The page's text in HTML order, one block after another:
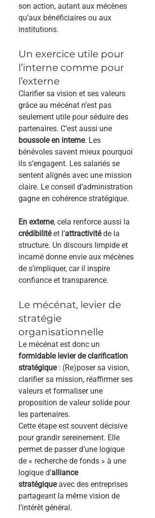
son action, autant aux mécènes
qu’aux bénéficiaires ou aux
institutions.
Un exercice utile pour
l’interne comme pour
l’externe
Clarifier sa vision et ses valeurs
grâce au mécénat n’est pas
seulement utile pour séduire des
partenaires. C’est aussi une
boussole en interne. Les
bénévoles savent mieux pourquoi
ils s’engagent. Les salariés se
sentent alignés avec une mission
claire. Le conseil d’administration
gagne en cohérence stratégique.
En externe, cela renforce aussi la
crédibilité et l’attractivité de la
structure. Un discours limpide et
incarné donne envie aux mécènes
de s’impliquer, car il inspire
confiance et transparence.
Le mécénat, levier de
stratégie
organisationnelle
Le mécénat est donc un
formidable levier de clarification
stratégique : (Re)poser sa vision,
clarifier sa mission, réaffirmer ses
valeurs et formaliser une
proposition de valeur solide pour
les partenaires.
Cette étape est souvent décisive
pour grandir sereinement. Elle
permet de passer d’une logique
de « recherche de fonds » à une
logique d’alliance
stratégique avec des entreprises
partageant la même vision de
l’intérêt général.